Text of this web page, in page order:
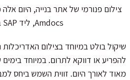
צילום פנורמי של אתר בנייה, היום
Amdocs, ליד SAP ברעננה
שיקול בולט במיוחד בצילום האדריכלות
להפריע או דווקא לתרום. במיוחד
מאוד לאורך היום. זווית השמש ביחס